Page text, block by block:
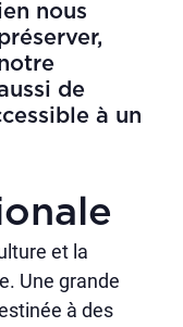
nous
de
à un
et la
Une grande
à des